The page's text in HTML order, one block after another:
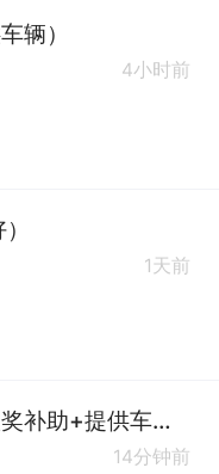
辆）
4小时前
1天前
美团外卖员（工作弹性+新人奖补助+提供车辆）
14分钟前